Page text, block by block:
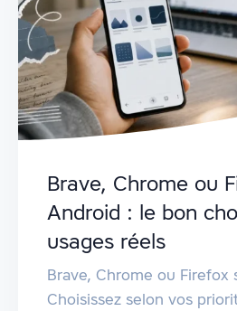
Brave, Chrome ou
Android : le bon
usages réels
Brave, Chrome ou Firefox
Choisissez selon vos